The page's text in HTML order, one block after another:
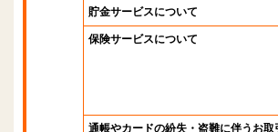
貯金サービスについて
保険サービスについて
通帳やカードの紛失・盗難に伴うお取